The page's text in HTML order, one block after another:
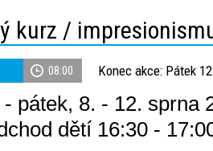
kurz /
08:00 Konec akce: Pátek
pátek, 8. - 12. sprna
dětí 16:30 -